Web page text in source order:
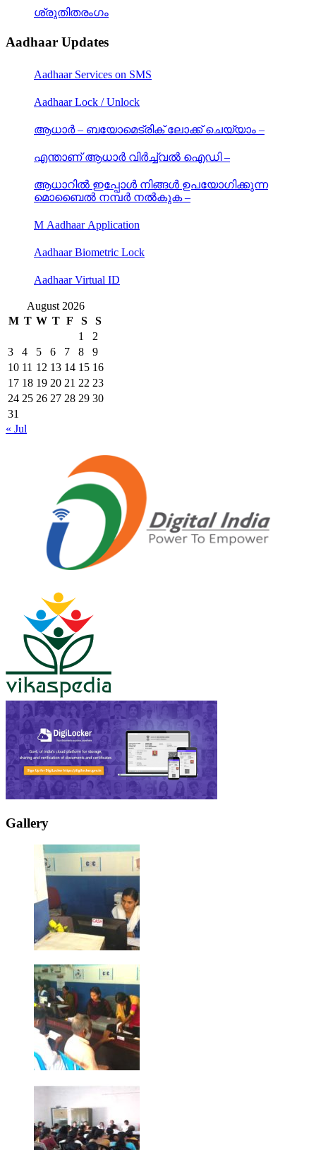
ശ്രുതിതരംഗം
Aadhaar Updates
Aadhaar Services on SMS
Aadhaar Lock / Unlock
ആധാർ – ബയോമെട്രിക് ലോക്ക് ചെയ്യാം –
എന്താണ് ആധാർ വിർച്ച്വൽ ഐഡി –
ആധാറിൽ ഇപ്പോൾ നിങ്ങൾ ഉപയോഗിക്കുന്ന
മൊബൈൽ നമ്പർ നൽകുക –
M Aadhaar Application
Aadhaar Biometric Lock
Aadhaar Virtual ID
August 2026
M T W T F S
S
1
2
3
4 5 6 7 8
9
10 11 12 13 14 15 16
17 18 19 20 21 22 23
24 25 26 27 28 29 30
31
« Jul
Gallery